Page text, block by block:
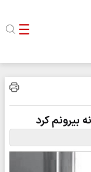
بیرونم کرد